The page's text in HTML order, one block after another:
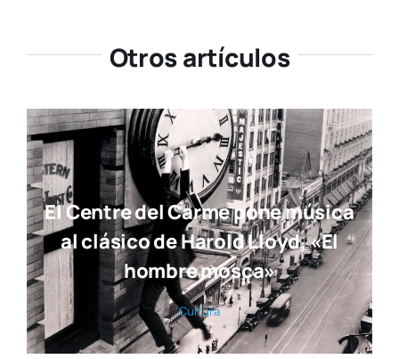
Otros artículos
El Centre del Carme pone música
al clásico de Harold Lloyd, «El
hombre mosca»
Cul­tu­ra